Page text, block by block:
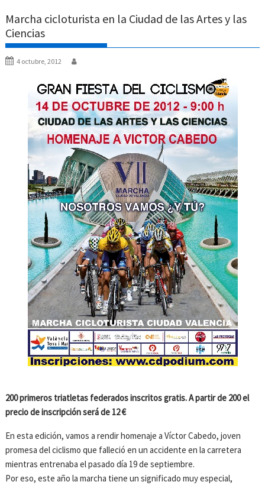
Marcha cicloturista en la Ciudad de las Artes y las
Ciencias
4 octubre, 2012
200 primeros triatletas federados inscritos gratis. A partir de 200 el
precio de inscripción será de 12 €
En esta edición, vamos a rendir homenaje a Víctor Cabedo, joven
promesa del ciclismo que falleció en un accidente en la carretera
mientras entrenaba el pasado día 19 de septiembre.
Por eso, este año la marcha tiene un significado muy especial,